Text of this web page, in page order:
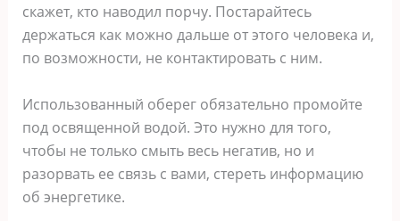
скажет, кто наводил порчу. Постарайтесь
держаться как можно дальше от этого человека и,
по возможности, не контактировать с ним.
Использованный оберег обязательно промойте
под освященной водой. Это нужно для того,
чтобы не только смыть весь негатив, но и
разорвать ее связь с вами, стереть информацию
об энергетике.